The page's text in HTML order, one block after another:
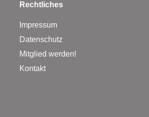
Rechtliches
Impressum
Datenschutz
Mitglied werden!
Kontakt